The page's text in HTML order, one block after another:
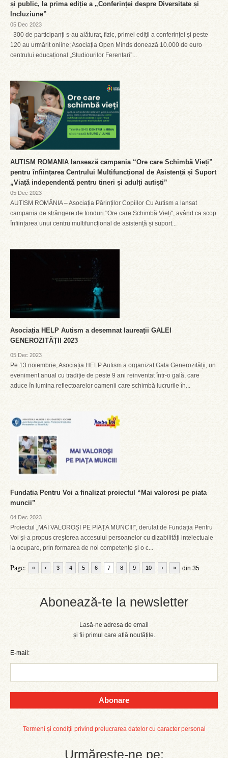
Abonează-te la newsletter
Lasă-ne adresa de email
și fii primul care află noutățile.
E-mail:
Abonare
Termeni și condiții privind prelucrarea datelor cu caracter personal
Urmărește-ne pe:
și public, la prima ediție a „Conferinței despre Diversitate și
Incluziune”
05 Dec 2023
300 de participanți s-au alăturat, fizic, primei ediții a conferinței și peste
120 au urmărit online; Asociația Open Minds donează 10.000 de euro
centrului educațional „Studiourilor Ferentari”...
AUTISM ROMANIA lansează campania “Ore care Schimbă Vieți”
pentru înființarea Centrului Multifuncțional de Asistență și Suport
„Viață independentă pentru tineri și adulți autiști”
05 Dec 2023
AUTISM ROMÂNIA – Asociația Părinților Copiilor Cu Autism a lansat
campania de strângere de fonduri "Ore care Schimbă Vieți", având ca scop
înființarea unui centru multifuncțional de asistență și suport...
Asociația HELP Autism a desemnat laureații GALEI
GENEROZITĂȚII 2023
05 Dec 2023
Pe 13 noiembrie, Asociația HELP Autism a organizat Gala Generozității, un
eveniment anual cu tradiție de peste 9 ani reinventat într-o gală, care
aduce în lumina reflectoarelor oamenii care schimbă lucrurile în...
Fundatia Pentru Voi a finalizat proiectul “Mai valorosi pe piata
muncii”
04 Dec 2023
Proiectul „MAI VALOROȘI PE PIAȚA MUNCII!”, derulat de Fundația Pentru
Voi și-a propus creșterea accesului persoanelor cu dizabilități intelectuale
la ocupare, prin formarea de noi competențe și o c...
Page: « ‹ 3 4 5 6 7 8 9 10 din 35
› »